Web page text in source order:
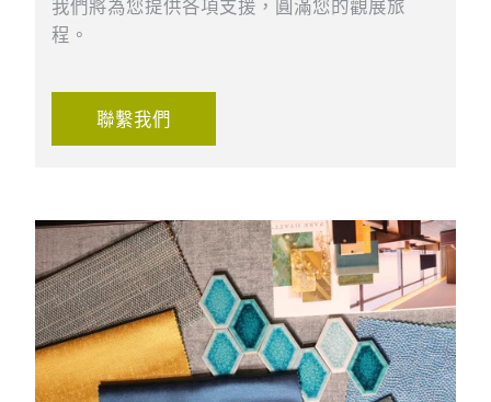
程。
聯繫我們